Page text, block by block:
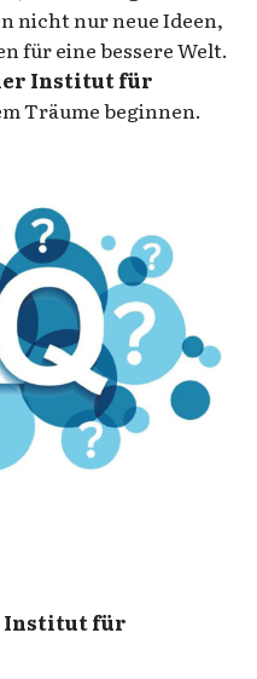
nicht nur neue Ideen,
für eine bessere Welt.
Institut für
Träume beginnen.
Institut für